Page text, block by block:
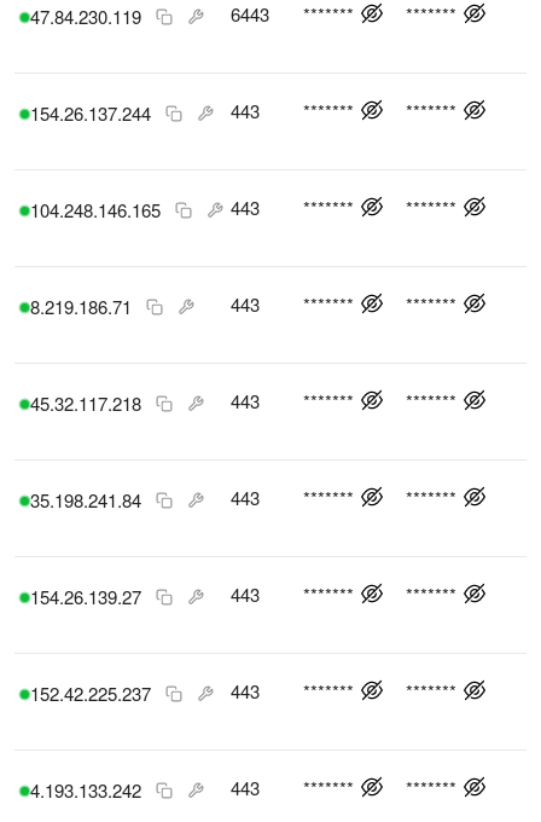
47.84.230.119 6443 ******* *******
154.26.137.244 443 ******* *******
104.248.146.165 443 ******* *******
8.219.186.71 443 ******* *******
45.32.117.218 443 ******* *******
35.198.241.84 443 ******* *******
154.26.139.27 443 ******* *******
152.42.225.237 443 ******* *******
4.193.133.242 443 ******* *******